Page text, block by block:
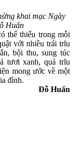
khai mạc Ngày
Huấn
thể thiếu trong mỗi
với nhiều trái trĩu
bội thu, sung túc
tươi xanh, quả trĩu
mong ước về một
đình.
Đỗ Huấn